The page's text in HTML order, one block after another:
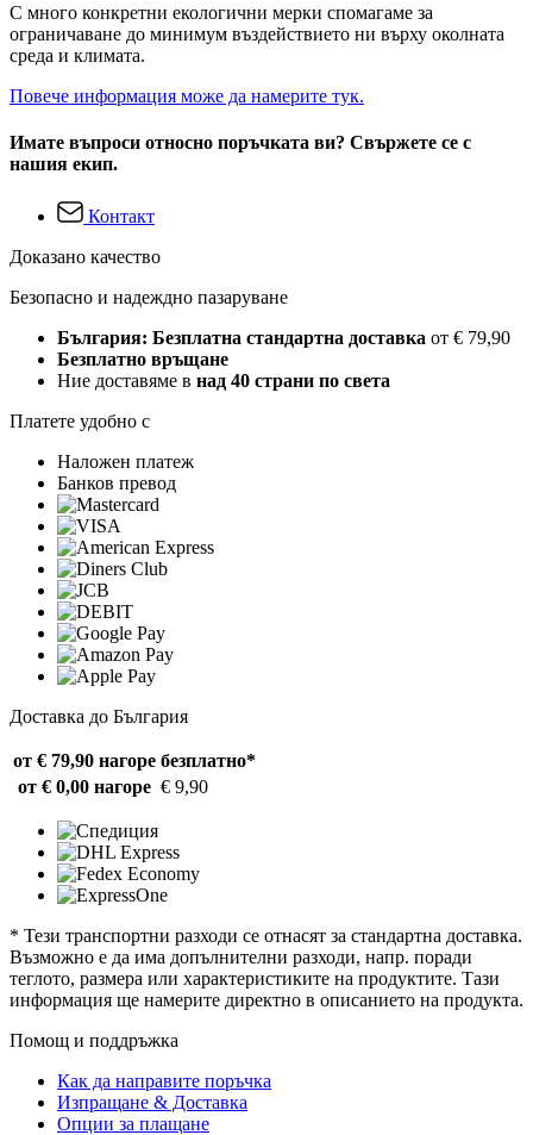
С много конкретни екологични мерки спомагаме за
ограничаване до минимум въздействието ни върху околната
среда и климата.
Повече информация може да намерите тук.
Имате въпроси относно поръчката ви? Свържете се с
нашия екип.
Контакт
Доказано качество
Безопасно и надеждно пазаруване
България: Безплатна стандартна доставка от € 79,90
Безплатно връщане
Ние доставяме в над 40 страни по света
Платете удобно с
Наложен платеж
Банков превод
Доставка до България
от € 79,90 нагоре безплатно*
от € 0,00 нагоре € 9,90
* Тези транспортни разходи се отнасят за стандартна доставка.
Възможно е да има допълнителни разходи, напр. поради
теглото, размера или характеристиките на продуктите. Тази
информация ще намерите директно в описанието на продукта.
Помощ и поддръжка
Как да направите поръчка
Изпращане & Доставка
Опции за плащане